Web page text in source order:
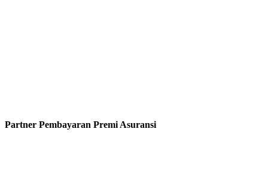
Partner Pembayaran Premi Asuransi